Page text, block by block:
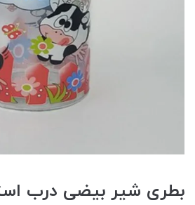
بطری شير بیضی درب